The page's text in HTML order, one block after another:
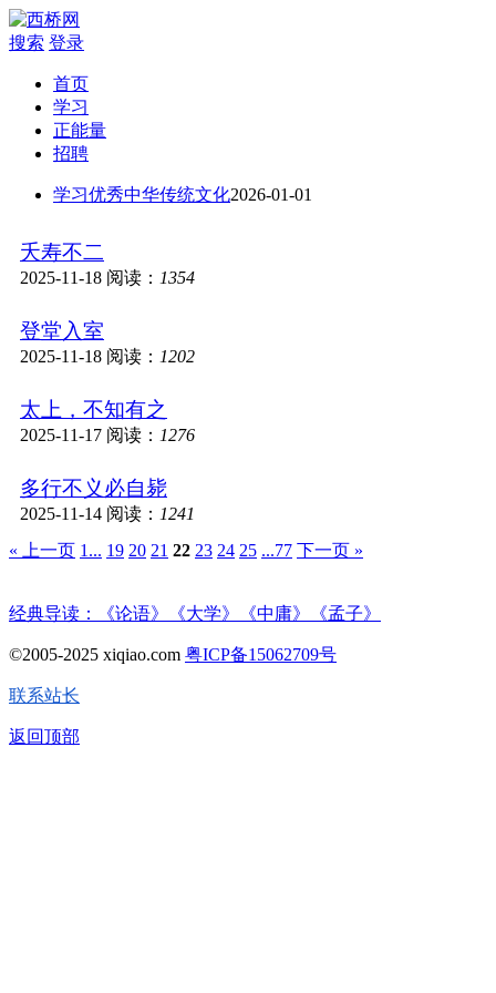
搜索 登录
首页
学习
正能量
招聘
学习优秀中华传统文化2026-01-01
夭寿不二
2025-11-18 阅读： 1354
登堂入室
2025-11-18 阅读： 1202
太上，不知有之
2025-11-17 阅读： 1276
多行不义必自毙
2025-11-14 阅读： 1241
« 上一页 1... 19 20 21 22 23 24 25 ...77 下一页 »
经典导读：《论语》《大学》《中庸》《孟子》
©2005-2025 xiqiao.com 粤ICP备15062709号
联系站长
返回顶部